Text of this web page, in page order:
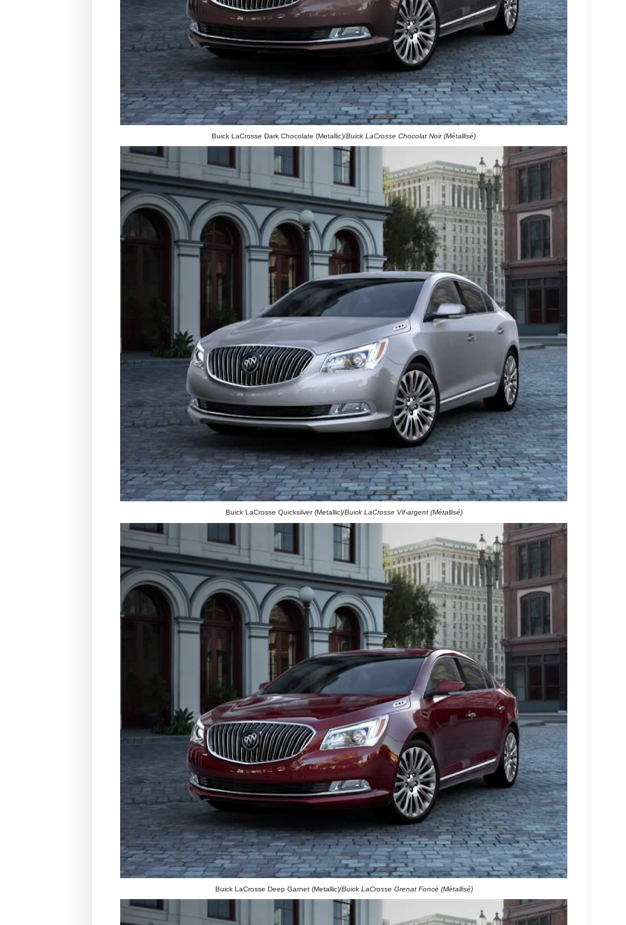
Buick LaCrosse Dark Chocolate (Metallic)/Buick LaCrosse Chocolat Noir (Métallisé)
Buick LaCrosse Quicksilver (Metallic)/Buick LaCrosse Vif-argent (Métallisé)
Buick LaCrosse Deep Garnet (Metallic)/Buick LaCrosse Grenat Foncé (Métallisé)